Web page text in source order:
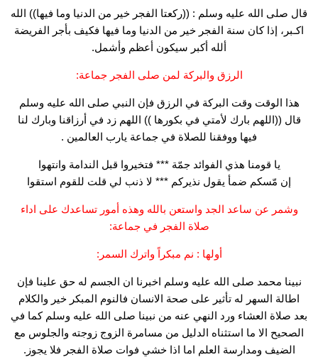
قال صلى الله عليه وسلم : ((ركعتا الفجر خير من الدنيا وما فيها)) الله
اكـبر، إذا كان سنة الفجر خير من الدنيا وما فيها فكيف بأجر الفريضة
ألله أكبر سيكون أعظم وأشمل.
الرزق والبركة لمن صلى الفجر جماعة:
هذا الوقت وقت البركة في الرزق فإن النبي صلى الله عليه وسلم
قال ((اللهم بارك لأمتي في بكورها )) اللهم زد في أرزاقنا وبارك لنا
فيها ووفقنا للصلاة في جماعة يارب العالمين .
يا قومنا هذي الفوائد جمّة *** فتخيروا قبل الندامة وانتهوا
إن مّسكم ضمأ يقول نذيركم *** لا ذنب لي قلت للقوم استقوا
وشمر عن ساعد الجد واستعن بالله وهذه أمور تساعدك على اداء
صلاة الفجر في جماعة:
أولها : نم مبكراً واترك السمر:
نبينا محمد صلى الله عليه وسلم اخبرنا ان الجسم له حق علينا فإن
اطالة السهر له تأثير على صحة الانسان فالنوم المبكر خير والكلام
بعد صلاة العشاء ورد النهي عنه من نبينا صلى الله عليه وسلم كما في
الصحيح الا ما استثناه الدليل من مسامرة الزوج زوجته والجلوس مع
الضيف ومدارسة العلم اما اذا خشي فوات صلاة الفجر فلا يجوز.